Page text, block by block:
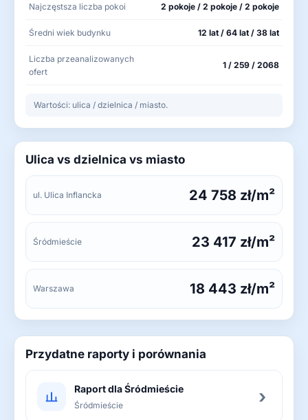
Najczęstsza liczba pokoi 2 pokoje / 2 pokoje / 2 pokoje
Średni wiek budynku 12 lat / 64 lat / 38 lat
Liczba przeanalizowanych
ofert
1 / 259 / 2068
Wartości: ulica / dzielnica / miasto.
Ulica vs dzielnica vs miasto
ul. Ulica Inflancka 24 758 zł/m²
Śródmieście 23 417 zł/m²
Warszawa 18 443 zł/m²
Przydatne raporty i porównania
Raport dla Śródmieście
Śródmieście ›